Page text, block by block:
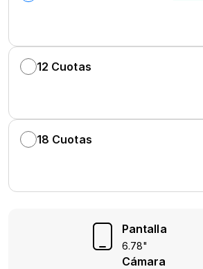
Pantalla
6.78"
Cámara